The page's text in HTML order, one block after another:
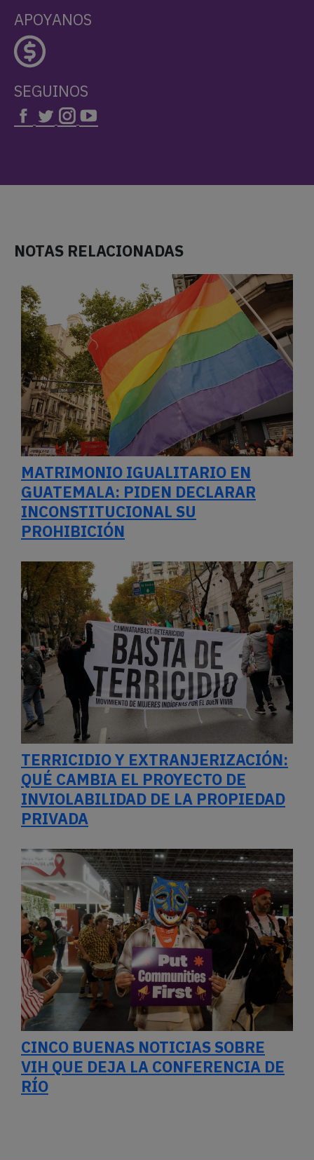
APOYANOS
SEGUINOS
NOTAS RELACIONADAS
MATRIMONIO IGUALITARIO EN
GUATEMALA: PIDEN DECLARAR
INCONSTITUCIONAL SU
PROHIBICIÓN
TERRICIDIO Y EXTRANJERIZACIÓN:
QUÉ CAMBIA EL PROYECTO DE
INVIOLABILIDAD DE LA PROPIEDAD
PRIVADA
CINCO BUENAS NOTICIAS SOBRE
VIH QUE DEJA LA CONFERENCIA DE
RÍO